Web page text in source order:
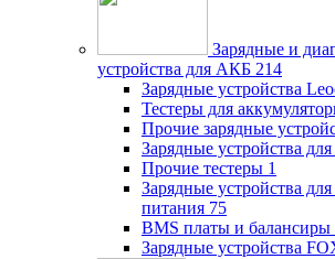
Зарядные и
устройства для АКБ 214
Зарядные устройства
Тестеры для
Прочие зарядные
Зарядные устройства
Прочие тестеры 1
Зарядные устройства
питания 75
BMS платы и балансиры
Зарядные устройства